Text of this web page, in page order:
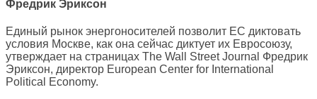
Фредрик Эриксон
Единый рынок энергоносителей позволит ЕС диктовать
условия Москве, как она сейчас диктует их Евросоюзу,
утверждает на страницах The Wall Street Journal Фредрик
Эриксон, директор European Center for International
Political Economy.